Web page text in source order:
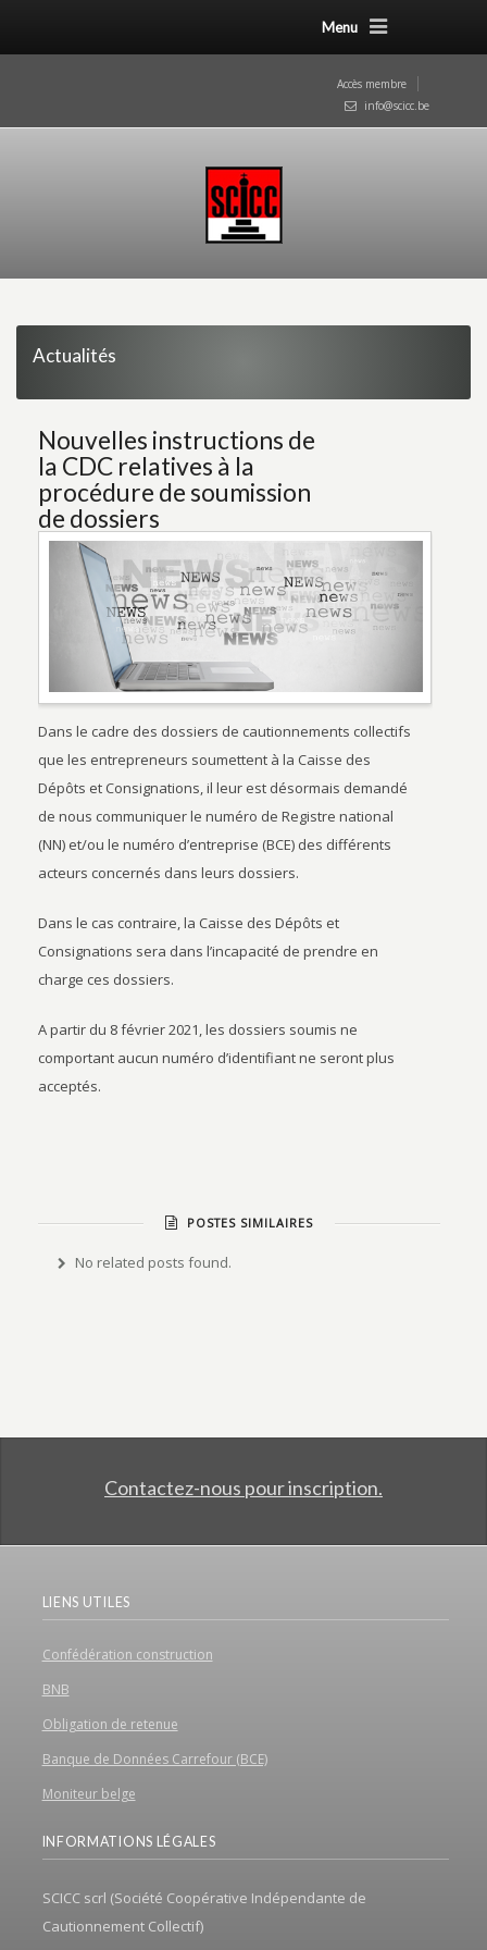
Menu
Accès membre
info@scicc.be
Actualités
Nouvelles instructions de
la CDC relatives à la
procédure de soumission
de dossiers
Dans le cadre des dossiers de cautionnements collectifs
que les entrepreneurs soumettent à la Caisse des
Dépôts et Consignations, il leur est désormais demandé
de nous communiquer le numéro de Registre national
(NN) et/ou le numéro d’entreprise (BCE) des différents
acteurs concernés dans leurs dossiers.
Dans le cas contraire, la Caisse des Dépôts et
Consignations sera dans l’incapacité de prendre en
charge ces dossiers.
A partir du 8 février 2021, les dossiers soumis ne
comportant aucun numéro d’identifiant ne seront plus
acceptés.
POSTES SIMILAIRES
No related posts found.
Contactez-nous pour inscription.
LIENS UTILES
Confédération construction
BNB
Obligation de retenue
Banque de Données Carrefour (BCE)
Moniteur belge
INFORMATIONS LÉGALES
SCICC scrl (Société Coopérative Indépendante de
Cautionnement Collectif)